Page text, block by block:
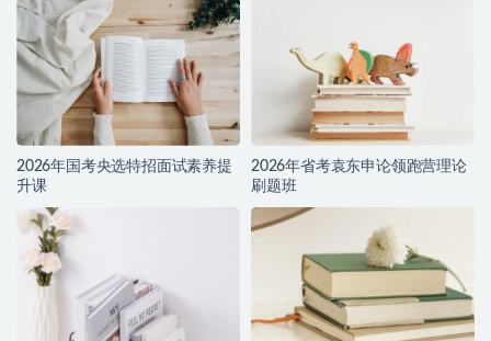
2026年国考央选特招面试素养提
升课
2026年省考袁东申论领跑营理论
刷题班